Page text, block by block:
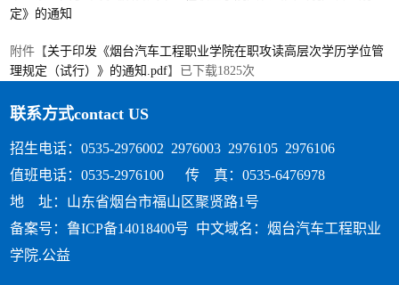
定》的通知
附件【关于印发《烟台汽车工程职业学院在职攻读高层次学历学位管
理规定（试行）》的通知.pdf】已下载1825次
联系方式contact US
招生电话：0535-2976002 2976003 2976105 2976106
值班电话：0535-2976100 传 真：0535-6476978
地 址：山东省烟台市福山区聚贤路1号
备案号：鲁ICP备14018400号 中文域名：烟台汽车工程职业
学院.公益